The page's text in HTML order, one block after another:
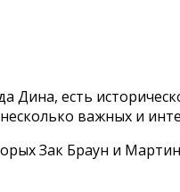
есть
важных и
Зак Браун и